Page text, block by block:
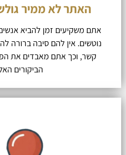
האתר לא ממיר
אתם משקיעים זמן להביא
נוטשים. אין להם סיבה ברורה
קשר, וכך אתם מאבדים את
הביקורים